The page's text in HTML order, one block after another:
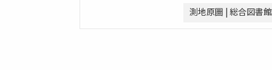
測地原圖 | 総合図書館